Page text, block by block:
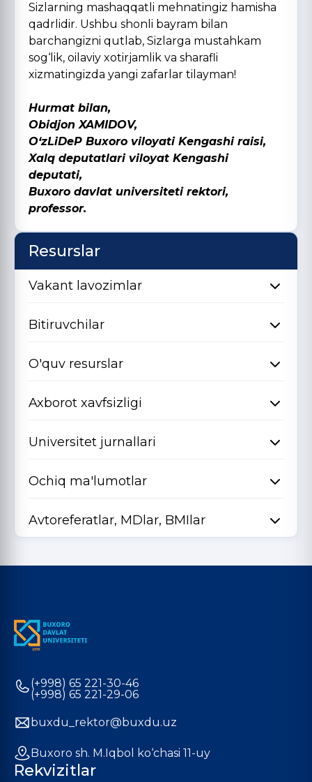
Sizlarning mashaqqatli mehnatingiz hamisha
qadrlidir. Ushbu shonli bayram bilan
barchangizni qutlab, Sizlarga mustahkam
sog‘lik, oilaviy xotirjamlik va sharafli
xizmatingizda yangi zafarlar tilayman!
Hurmat bilan,
Obidjon XAMIDOV,
O‘zLiDeP Buxoro viloyati Kengashi raisi,
Xalq deputatlari viloyat Kengashi
deputati,
Buxoro davlat universiteti rektori,
professor.
Resurslar
Vakant lavozimlar
Bitiruvchilar
O'quv resurslar
Axborot xavfsizligi
Universitet jurnallari
Ochiq ma'lumotlar
Avtoreferatlar, MDlar, BMIlar
(+998) 65 221-30-46
(+998) 65 221-29-06
buxdu_rektor@buxdu.uz
Buxoro sh. M.Iqbol ko‘chasi 11-uy
Rekvizitlar